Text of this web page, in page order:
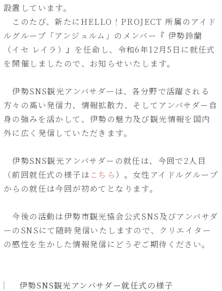
設置しています。
このたび、新たにHELLO！PROJECT 所属のアイド
ルグループ「アンジュルム」のメンバー『 伊勢鈴蘭
（イセ レイラ）』を任命し、令和6年12月5日に就任式
を開催しましたので、お知らせいたします。
伊勢SNS観光アンバサダーは、各分野で活躍される
方々の高い発信力、情報拡散力、そしてアンバサダー自
身の強みを活かして、伊勢の魅力及び観光情報を国内
外に広く発信していただきます。
伊勢SNS観光アンバサダーの就任は、今回で2人目
（前回就任式の様子はこちら）。女性アイドルグループ
からの就任は今回が初めてとなります。
今後の活動は伊勢市観光協会公式SNS及びアンバサダ
ーのSNSにて随時発信いたしますので、クリエイター
の感性を生かした情報発信にどうぞご期待ください。
伊勢SNS観光アンバサダー就任式の様子